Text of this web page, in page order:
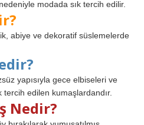
modada sık tercih edilir.
abiye ve dekoratif süslemelerde
yapısıyla gece elbiseleri ve
edilen kumaşlardandır.
Nedir?